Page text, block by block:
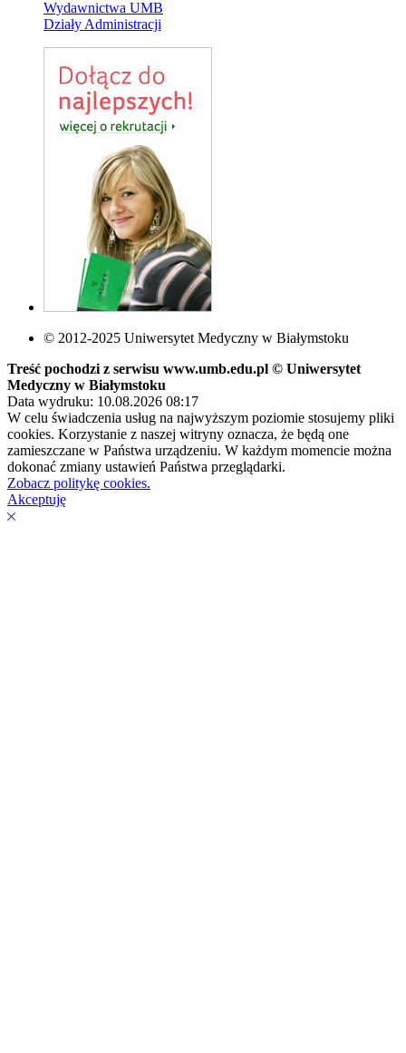
Wydawnictwa UMB
Działy Administracji
© 2012-2025 Uniwersytet Medyczny w Białymstoku
Treść pochodzi z serwisu www.umb.edu.pl © Uniwersytet
Medyczny w Białymstoku
Data wydruku: 10.08.2026 08:17
W celu świadczenia usług na najwyższym poziomie stosujemy pliki
cookies. Korzystanie z naszej witryny oznacza, że będą one
zamieszczane w Państwa urządzeniu. W każdym momencie można
dokonać zmiany ustawień Państwa przeglądarki.
Zobacz politykę cookies.
Akceptuję